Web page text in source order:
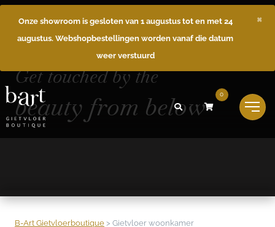
Onze showroom is gesloten van 1 augustus tot en met 24
augustus. Webshopbestellingen worden vanaf die datum
weer verstuurd
×
0
Get touched by the
beauty from below
B-Art Gietvloerboutique > Gietvloer woonkamer